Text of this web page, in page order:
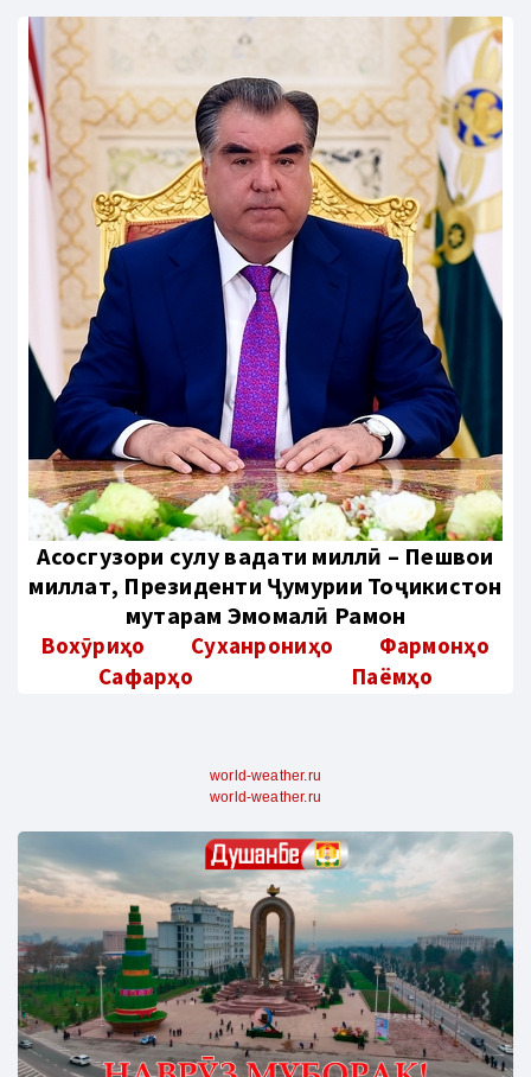
Aсосгузори сулҳу ваҳдати миллӣ – Пешвои
миллат, Президенти Ҷумҳурии Тоҷикистон
муҳтарам Эмомалӣ Раҳмон
Вохӯриҳо Суханрониҳо
Фармонҳо
Сафарҳо
Паёмҳо
world-weather.ru
world-weather.ru